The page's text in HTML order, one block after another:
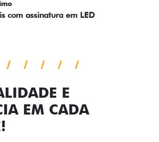
com assinatura em LED
E
EM CADA